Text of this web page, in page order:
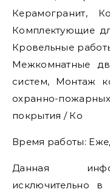
Керамогранит,
Комплектующие
Кровельные
Межкомнатные
систем, Монтаж
охранно-
покрытия / Ко
Время работы:
Данная
исключительно в